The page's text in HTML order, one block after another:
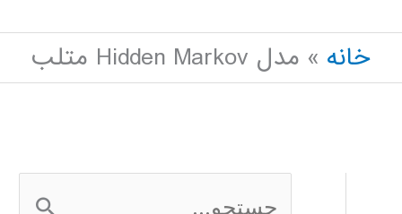
خانه
مدل Hidden Markov متلب